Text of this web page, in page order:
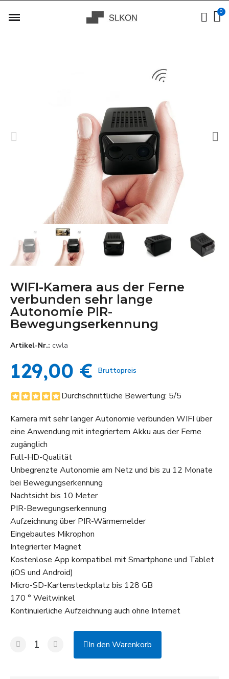
WIFI-Kamera aus der Ferne
verbunden sehr lange
Autonomie PIR-
Bewegungserkennung
Artikel-Nr. cwla
129,00 € Bruttopreis
Durchschnittliche Bewertung: 5/5
Kamera mit sehr langer Autonomie verbunden WIFI über
eine Anwendung mit integriertem Akku aus der Ferne
zugänglich
Full-HD-Qualität
Unbegrenzte Autonomie am Netz und bis zu 12 Monate
bei Bewegungserkennung
Nachtsicht bis 10 Meter
PIR-Bewegungserkennung
Aufzeichnung über PIR-Wärmemelder
Eingebautes Mikrophon
Integrierter Magnet
Kostenlose App kompatibel mit Smartphone und Tablet
(iOS und Android)
Micro-SD-Kartensteckplatz bis 128 GB
170 ° Weitwinkel
Kontinuierliche Aufzeichnung auch ohne Internet
In den Warenkorb